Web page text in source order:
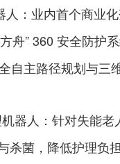
：业内首个商业
舟” 360 安全防护
自主路径规划与三
器人：针对失能
杀菌，降低护理负